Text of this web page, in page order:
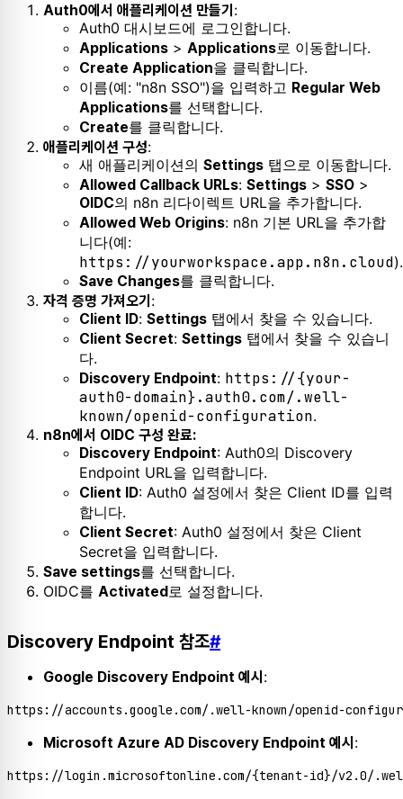
Auth0에서 애플리케이션 만들기 :
Auth0 대시보드에 로그인합니다.
Applications > Applications로 이동합니다.
Create Application을 클릭합니다.
이름(예: "n8n SSO")을 입력하고 Regular Web
Applications를 선택합니다.
Create를 클릭합니다.
애플리케이션 구성:
새 애플리케이션의 Settings 탭으로 이동합니다.
Allowed Callback URLs: Settings > SSO >
OIDC의 n8n 리다이렉트 URL을 추가합니다.
Allowed Web Origins: n8n 기본 URL을 추가합
니다(예:
https://yourworkspace.app.n8n.cloud).
Save Changes를 클릭합니다.
자격 증명 가져오기 :
Client ID: Settings 탭에서 찾을 수 있습니다.
Client Secret: Settings 탭에서 찾을 수 있습니
다.
Discovery Endpoint: https://{your-
auth0-domain}.auth0.com/.well-
known/openid-configuration.
n8n에서 OIDC 구성 완료:
Discovery Endpoint: Auth0의 Discovery
Endpoint URL을 입력합니다.
Client ID: Auth0 설정에서 찾은 Client ID를 입력
합니다.
Client Secret: Auth0 설정에서 찾은 Client
Secret을 입력합니다.
Save settings를 선택합니다.
OIDC를 Activated 로 설정합니다.
Discovery Endpoint 참조#
Google Discovery Endpoint 예시 :
Microsoft Azure AD Discovery Endpoint 예시 :